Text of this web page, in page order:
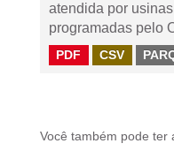
atendida por
programadas pelo
PDF CSV
Você também pode ter